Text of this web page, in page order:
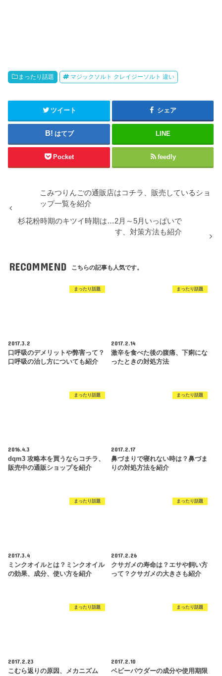
まったり話題 マジックソルト クレイジーソルト 違い
ツイート シェア
はてブ LINE
Pocket feedly
こみつりんごの通販店はコチラ、販売しているショ
ップ一覧を紹介
杉花粉時期のキツイ時期は…2月～5月いっぱいで
す、対策方法も紹介
RECOMMEND こちらの記事も人気です。
まったり話題
2017.3.2
口呼吸のデメリットや弊害って？
口呼吸の治し方についても紹介
まったり話題
2017.2.14
激辛を食べた後の腹痛、下痢にな
ったときの対処方法
まったり話題
2016.4.3
dqm3 攻略本を買うならコチラ、
販売中の通販ショップを紹介
まったり話題
2017.2.17
鼻づまりで寝れない時は？鼻づま
りの対処方法を紹介
まったり話題
2017.3.4
ミンクオイルとは？ミンクオイル
の効果、成分、使い方を紹介
まったり話題
2017.2.26
クサガメの寿命は？エサや飼い方
って？クサガメの大きさも紹介
まったり話題
2017.2.23
こむら返りの原因、メカニズム
まったり話題
2017.2.10
ベビーパウダーの成分や使用期限